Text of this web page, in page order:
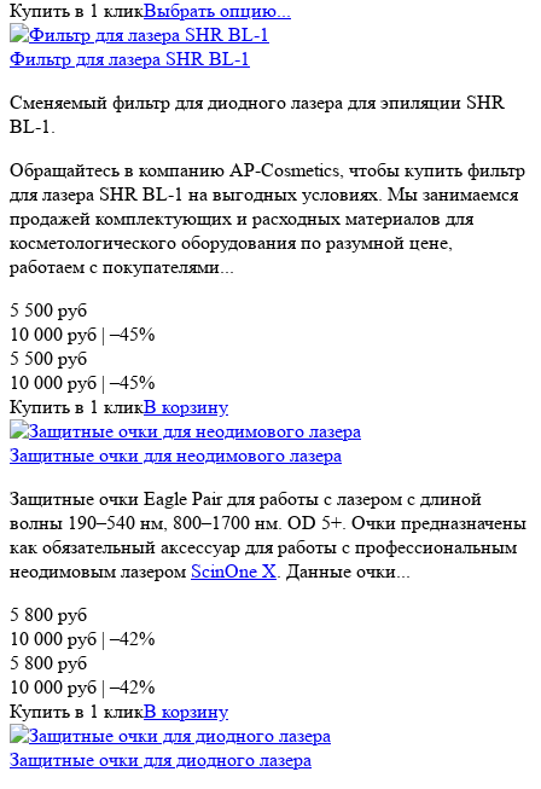
Купить в 1 кликВыбрать опцию...
Фильтр для лазера SHR BL-1
Сменяемый фильтр для диодного лазера для эпиляции SHR
BL-1.
Обращайтесь в компанию AP-Cosmetics, чтобы купить фильтр
для лазера SHR BL-1 на выгодных условиях. Мы занимаемся
продажей комплектующих и расходных материалов для
косметологического оборудования по разумной цене,
работаем с покупателями...
5 500 руб
10 000 руб |–45%
5 500 руб
10 000 руб |–45%
Купить в 1 кликВ корзину
Защитные очки для неодимового лазера
Защитные очки Eagle Pair для работы с лазером с длиной
волны 190–540 нм, 800–1700 нм. OD 5+. Очки предназначены
как обязательный аксессуар для работы с профессиональным
неодимовым лазером ScinOne X. Данные очки...
5 800 руб
10 000 руб |–42%
5 800 руб
10 000 руб |–42%
Купить в 1 кликВ корзину
Защитные очки для диодного лазера